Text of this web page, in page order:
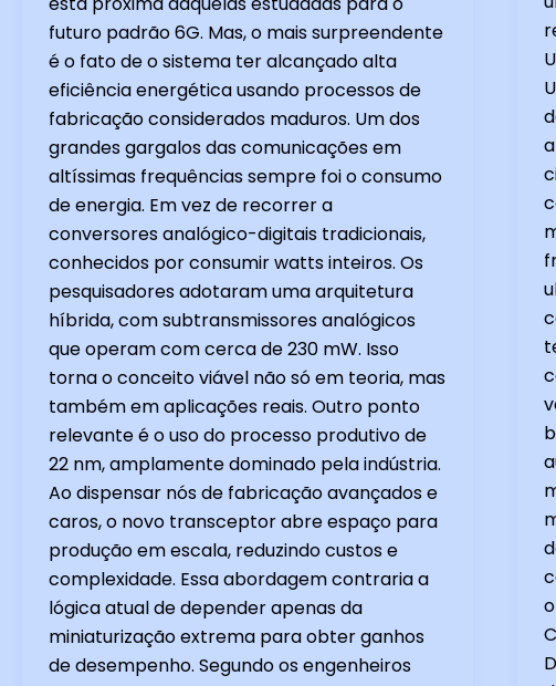
futuro padrão 6G. Mas, o mais surpreendente
é o fato de o sistema ter alcançado alta
eficiência energética usando processos de
fabricação considerados maduros. Um dos
grandes gargalos das comunicações em
altíssimas frequências sempre foi o consumo
de energia. Em vez de recorrer a
conversores analógico-digitais tradicionais,
conhecidos por consumir watts inteiros. Os
pesquisadores adotaram uma arquitetura
híbrida, com subtransmissores analógicos
que operam com cerca de 230 mW. Isso
torna o conceito viável não só em teoria, mas
também em aplicações reais. Outro ponto
relevante é o uso do processo produtivo de
22 nm, amplamente dominado pela indústria.
Ao dispensar nós de fabricação avançados e
caros, o novo transceptor abre espaço para
produção em escala, reduzindo custos e
complexidade. Essa abordagem contraria a
lógica atual de depender apenas da
miniaturização extrema para obter ganhos
de desempenho. Segundo os engenheiros